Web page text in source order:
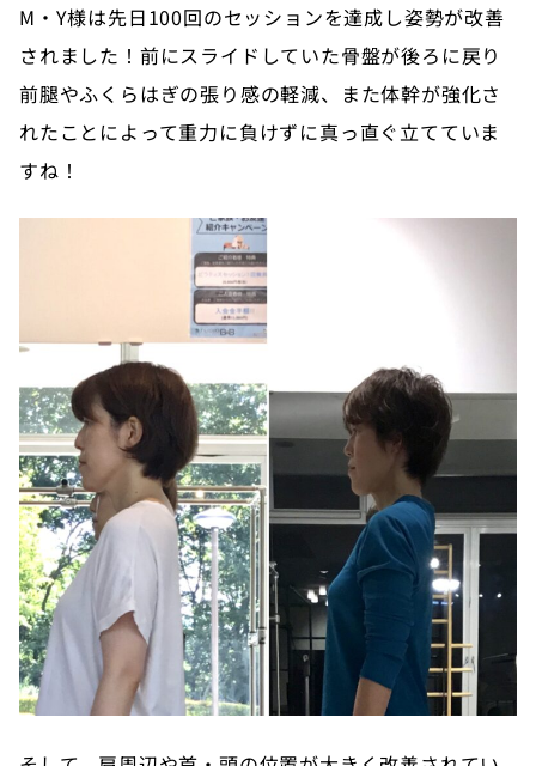
M・Y様は先日100回のセッションを達成し姿勢が改善
されました！前にスライドしていた骨盤が後ろに戻り
前腿やふくらはぎの張り感の軽減、また体幹が強化さ
れたことによって重力に負けずに真っ直ぐ立てていま
すね！